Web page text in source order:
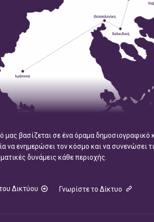
μας βασίζεται σε ένα όραμα δημοσιογραφικό
να ενημερώσει τον κόσμο και να συνενώσει
δυνάμεις κάθε περιοχής.
Δικτύου Γνωρίστε το Δίκτυο